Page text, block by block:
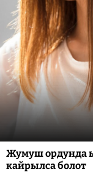
Жумуш ордунда
кайрылса болот